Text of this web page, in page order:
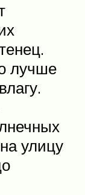
лучше
улицу